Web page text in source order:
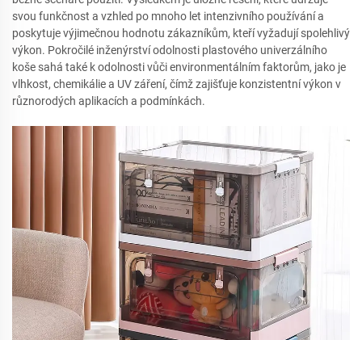
svou funkčnost a vzhled po mnoho let intenzivního používání a
poskytuje výjimečnou hodnotu zákazníkům, kteří vyžadují spolehlivý
výkon. Pokročilé inženýrství odolnosti plastového univerzálního
koše sahá také k odolnosti vůči environmentálním faktorům, jako je
vlhkost, chemikálie a UV záření, čímž zajišťuje konzistentní výkon v
různorodých aplikacích a podmínkách.